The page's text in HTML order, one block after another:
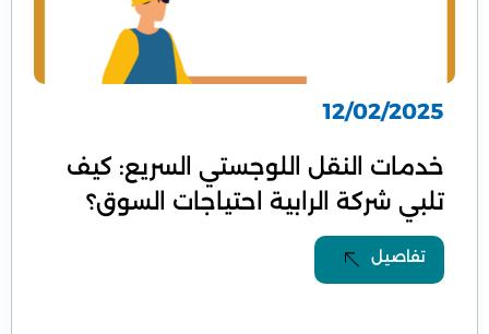
12/02/2025
خدمات النقل اللوجستي السريع: كيف
تلبي شركة الرابية احتياجات السوق؟
تفاصيل